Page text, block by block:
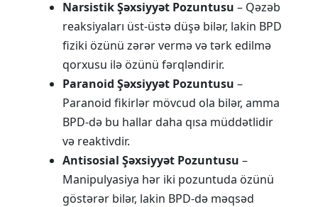
Narsistik Şəxsiyyət Pozuntusu – Qəzəb
reaksiyaları üst-üstə düşə bilər, lakin BPD
fiziki özünü zərər vermə və tərk edilmə
qorxusu ilə özünü fərqləndirir.
Paranoid Şəxsiyyət Pozuntusu –
Paranoid fikirlər mövcud ola bilər, amma
BPD-də bu hallar daha qısa müddətlidir
və reaktivdir.
Antisosial Şəxsiyyət Pozuntusu –
Manipulyasiya hər iki pozuntuda özünü
göstərər bilər, lakin BPD-də məqsəd